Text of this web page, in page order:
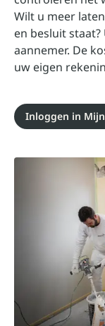
Wilt u meer
en besluit
aannemer. De
uw eigen
Inloggen in